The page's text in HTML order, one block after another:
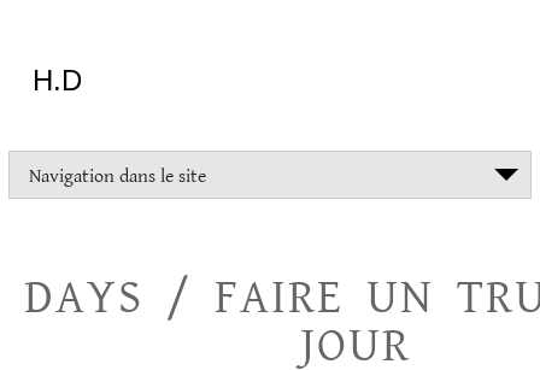
H.D
tout
essayer
Navigation dans le site
DAYS / FAIRE UN
JOUR